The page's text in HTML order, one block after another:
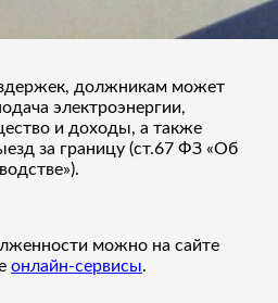
должникам может
электроэнергии,
и доходы, а также
за границу (ст.67 ФЗ «Об
можно на сайте
онлайн-сервисы.